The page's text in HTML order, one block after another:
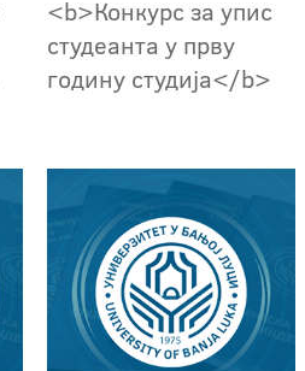
<b>Конкурс за упис
студеанта у прву
годину студија</b>